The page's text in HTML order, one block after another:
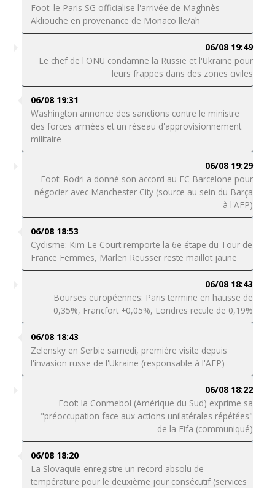
Foot: le Paris SG officialise l'arrivée de Maghnès
Akliouche en provenance de Monaco lle/ah
06/08 19:49
Le chef de l'ONU condamne la Russie et l'Ukraine pour
leurs frappes dans des zones civiles
06/08 19:31
Washington annonce des sanctions contre le ministre
des forces armées et un réseau d'approvisionnement
militaire
06/08 19:29
Foot: Rodri a donné son accord au FC Barcelone pour
négocier avec Manchester City (source au sein du Barça
à l'AFP)
06/08 18:53
Cyclisme: Kim Le Court remporte la 6e étape du Tour de
France Femmes, Marlen Reusser reste maillot jaune
06/08 18:43
Bourses européennes: Paris termine en hausse de
0,35%, Francfort +0,05%, Londres recule de 0,19%
06/08 18:43
Zelensky en Serbie samedi, première visite depuis
l'invasion russe de l'Ukraine (responsable à l'AFP)
06/08 18:22
Foot: la Conmebol (Amérique du Sud) exprime sa
"préoccupation face aux actions unilatérales répétées"
de la Fifa (communiqué)
06/08 18:20
La Slovaquie enregistre un record absolu de
température pour le deuxième jour consécutif (services